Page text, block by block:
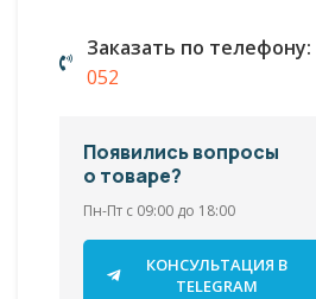
Заказать по телефону:
052
Появились вопросы
о товаре?
Пн-Пт с 09:00 до 18:00
КОНСУЛЬТАЦИЯ В
TELEGRAM